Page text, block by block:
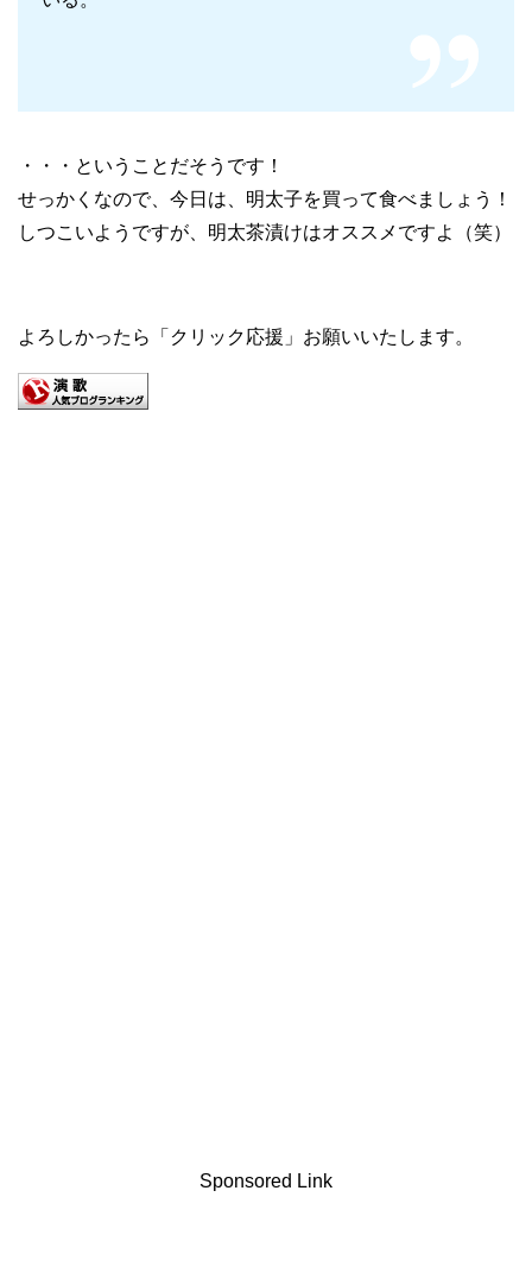
・・・ということだそうです！
せっかくなので、今日は、明太子を買って食べましょう！
しつこいようですが、明太茶漬けはオススメですよ（笑）
よろしかったら「クリック応援」お願いいたします。
Sponsored Link